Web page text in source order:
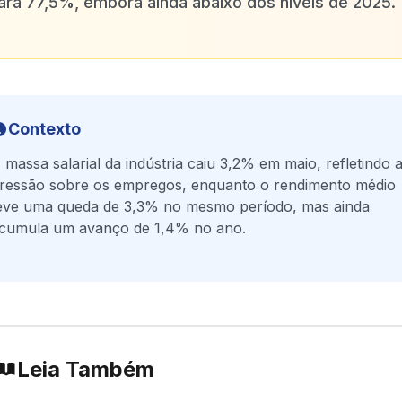
Contexto
massa salarial da indústria caiu 3,2% em maio, refletindo a
sobre os empregos, enquanto o rendimento médio
uma queda de 3,3% no mesmo período, mas ainda
um avanço de 1,4% no ano.
Leia Também